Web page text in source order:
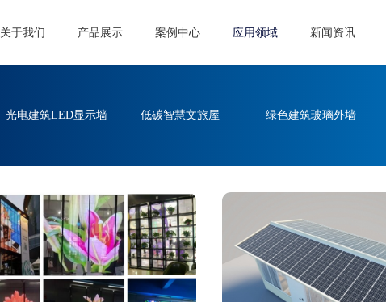
关于我们 产品展示 案例中心 应用领域 新闻资讯
光电建筑LED显示墙 低碳智慧文旅屋 绿色建筑玻璃外墙